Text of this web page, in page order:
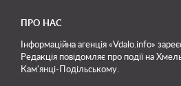
ПРО НАС
Інформаційна агенція «Vdalo.info»
Редакція повідомляє про події на
Кам'янці-Подільському.